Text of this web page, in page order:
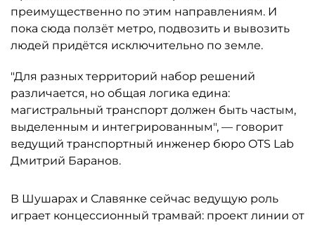
преимущественно по этим направлениям. И
пока сюда ползёт метро, подвозить и вывозить
людей придётся исключительно по земле.
"Для разных территорий набор решений
различается, но общая логика едина:
магистральный транспорт должен быть частым,
выделенным и интегрированным", — говорит
ведущий транспортный инженер бюро OTS Lab
Дмитрий Баранов.
В Шушарах и Славянке сейчас ведущую роль
играет концессионный трамвай: проект линии от